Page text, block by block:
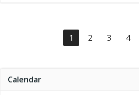
Page
1 Page
2 Page
3 Page
4
Calendar